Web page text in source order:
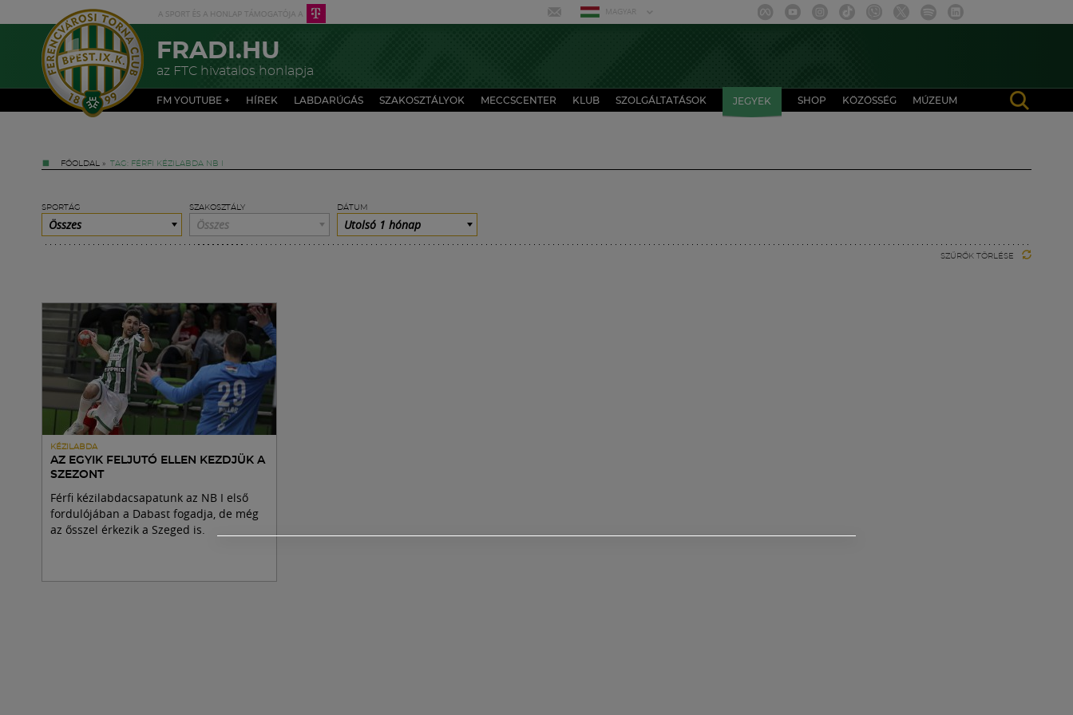
MAGYAR
FRADI.HU
az FTC hivatalos honlapja
FM YOUTUBE + HÍREK LABDARÚGÁS SZAKOSZTÁLYOK MECCSCENTER KLUB SZOLGÁLTATÁSOK JEGYEK SHOP KÖZÖSSÉG MÚZEUM
FŐOLDAL » TAG: FÉRFI KÉZILABDA NB I
SPORTÁG
Összes
SZAKOSZTÁLY
Összes
DÁTUM
Utolsó 1 hónap
SZŰRŐK TÖRLÉSE
KÉZILABDA
AZ EGYIK FELJUTÓ ELLEN KEZDJÜK A
SZEZONT
Férfi kézilabdacsapatunk az NB I első
fordulójában a Dabast fogadja, de még
az ősszel érkezik a Szeged is.